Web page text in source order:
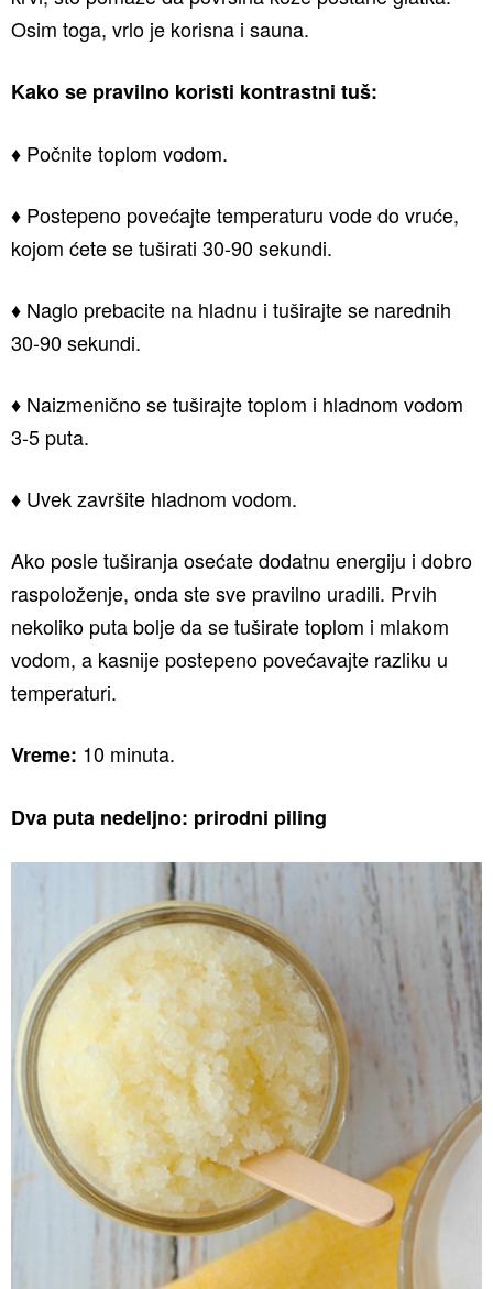
Osim toga, vrlo je korisna i sauna.
Kako se pravilno koristi kontrastni tuš:
♦ Počnite toplom vodom.
♦ Postepeno povećajte temperaturu vode do vruće,
kojom ćete se tuširati 30-90 sekundi.
♦ Naglo prebacite na hladnu i tuširajte se narednih
30-90 sekundi.
♦ Naizmenično se tuširajte toplom i hladnom vodom
3-5 puta.
♦ Uvek završite hladnom vodom.
Ako posle tuširanja osećate dodatnu energiju i dobro
raspoloženje, onda ste sve pravilno uradili. Prvih
nekoliko puta bolje da se tuširate toplom i mlakom
vodom, a kasnije postepeno povećavajte razliku u
temperaturi.
Vreme: 10 minuta.
Dva puta nedeljno: prirodni piling